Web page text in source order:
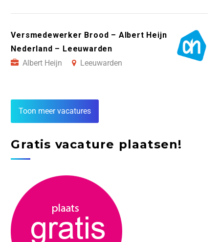
Versmedewerker Brood – Albert Heijn
Nederland – Leeuwarden
Albert Heijn
Leeuwarden
Toon meer vacatures
Gratis vacature plaatsen!